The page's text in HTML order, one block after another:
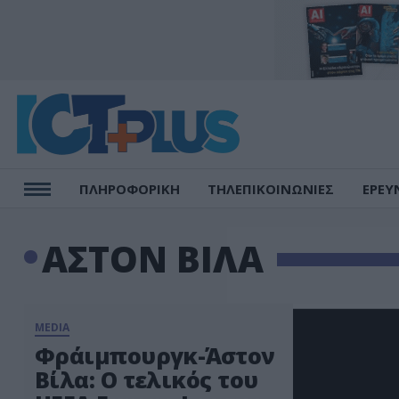
ΠΛΗΡΟΦΟΡΙΚΗ ΤΗΛΕΠΙΚΟΙΝΩΝΙΕΣ
ΑΣΤΟΝ ΒΙΛΑ
MEDIA
Φράιμπουργκ-Άστον
Βίλα: Ο τελικός του